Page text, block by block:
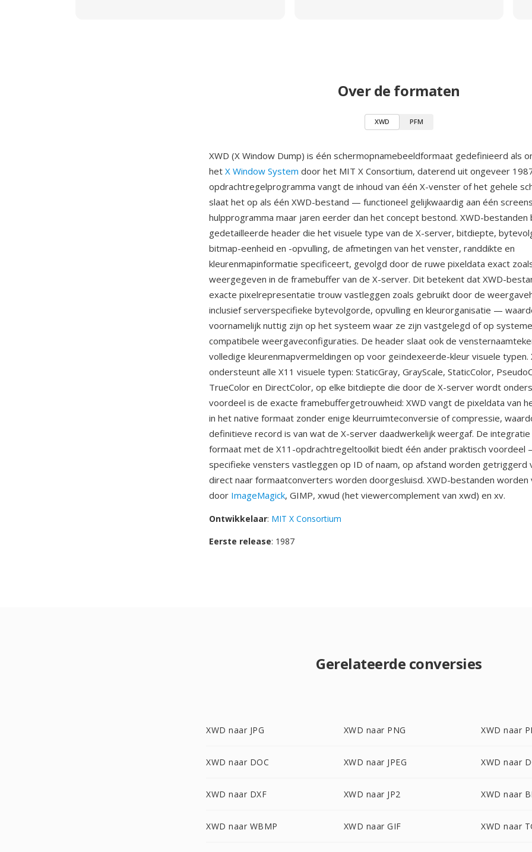
Over de formaten
XWD PFM
XWD (X Window Dump) is één schermopnamebeeldformaat gedefinieerd als
het X Window System door het MIT X Consortium, daterend uit ongeveer
opdrachtregelprogramma vangt de inhoud van één X-venster of het gehele
slaat het op als één XWD-bestand — functioneel gelijkwaardig aan één
hulpprogramma maar jaren eerder dan het concept bestond. XWD-
gedetailleerde header die het visuele type van de X-server, bitdiepte,
bitmap-eenheid en -opvulling, de afmetingen van het venster, randdikte en
kleurenmapinformatie specificeert, gevolgd door de ruwe pixeldata exact
weergegeven in de framebuffer van de X-server. Dit betekent dat XWD-
exacte pixelrepresentatie trouw vastleggen zoals gebruikt door de
inclusief serverspecifieke bytevolgorde, opvulling en kleurorganisatie —
voornamelijk nuttig zijn op het systeem waar ze zijn vastgelegd of op
compatibele weergaveconfiguraties. De header slaat ook de
volledige kleurenmapvermeldingen op voor geïndexeerde-kleur visuele typen.
ondersteunt alle X11 visuele typen: StaticGray, GrayScale, StaticColor,
TrueColor en DirectColor, op elke bitdiepte die door de X-server wordt
voordeel is de exacte framebuffergetrouwheid: XWD vangt de pixeldata van
in het native formaat zonder enige kleurruimteconversie of compressie,
definitieve record is van wat de X-server daadwerkelijk weergaf. De
formaat met de X11-opdrachtregeltoolkit biedt één ander praktisch voordeel
specifieke vensters vastleggen op ID of naam, op afstand worden getriggerd
direct naar formaatconverters worden doorgesluisd. XWD-bestanden
door ImageMagick, GIMP, xwud (het viewercomplement van xwd) en xv.
Ontwikkelaar: MIT X Consortium
Eerste release: 1987
Gerelateerde conversies
XWD naar JPG XWD naar PNG XWD naar
XWD naar DOC XWD naar JPEG XWD naar
XWD naar DXF XWD naar JP2 XWD naar
XWD naar WBMP XWD naar GIF XWD naar